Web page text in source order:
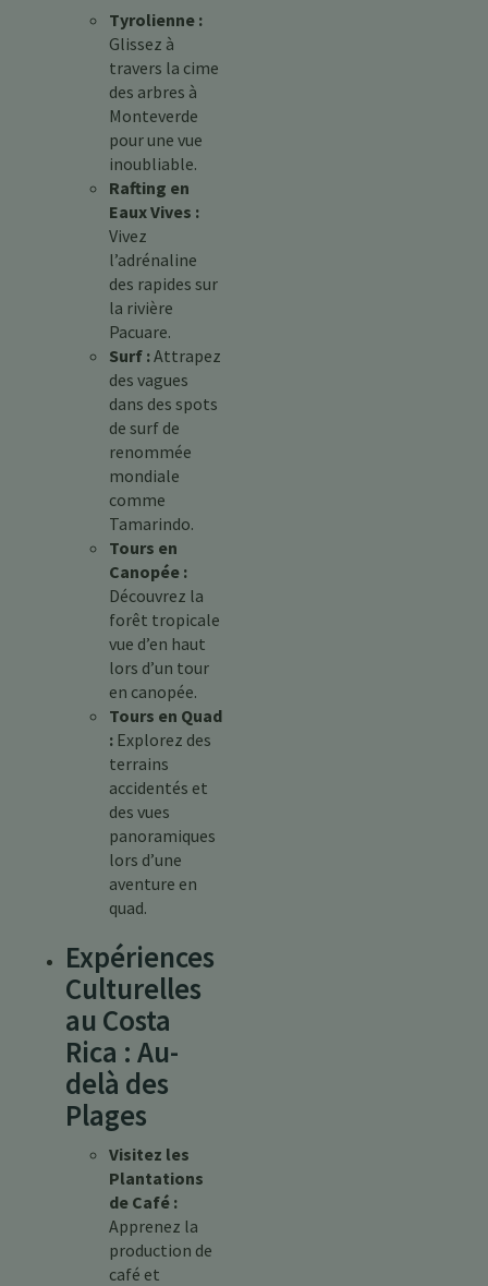
Tyrolienne :
Glissez à
travers la cime
des arbres à
Monteverde
pour une vue
inoubliable.
Rafting en
Eaux Vives :
Vivez
l’adrénaline
des rapides sur
la rivière
Pacuare.
Surf :Attrapez
des vagues
dans des spots
de surf de
renommée
mondiale
comme
Tamarindo.
Tours en
Canopée :
Découvrez la
forêt tropicale
vue d’en haut
lors d’un tour
en canopée.
Tours en Quad
: Explorez des
terrains
accidentés et
des vues
panoramiques
lors d’une
aventure en
quad.
Expériences
Culturelles
au Costa
Rica : Au-
delà des
Plages
Visitez les
Plantations
de Café :
Apprenez la
production de
café et